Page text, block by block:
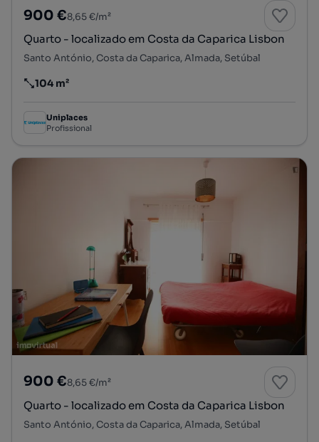
900 €8,65 €/m²
Quarto - localizado em Costa da Caparica Lisbon
Santo António, Costa da Caparica, Almada, Setúbal
Preço por metro quadrado
104 m²
Uniplaces
Profissional
900 €8,65 €/m²
Quarto - localizado em Costa da Caparica Lisbon
Santo António, Costa da Caparica, Almada, Setúbal